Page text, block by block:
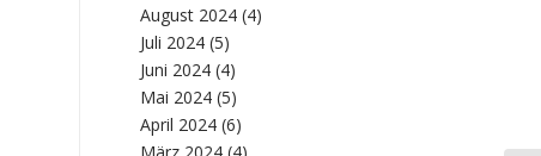
August 2024 (4)
Juli 2024 (5)
Juni 2024 (4)
Mai 2024 (5)
April 2024 (6)